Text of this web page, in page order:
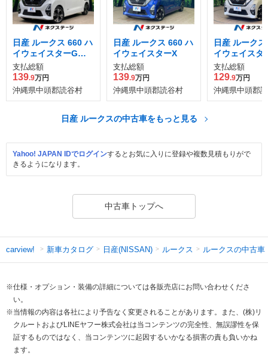
日産 ルークス 660 ハ
イウェイスターGタ
ーボ アーバンクロム
支払総額
139.9万円
沖縄県中頭郡読谷村
日産 ルークス 660 ハ
イウェイスターX
支払総額
139.9万円
沖縄県中頭郡読谷村
日産 ルーク
イウェイスタ
ロパイロット
ション
支払総額
129.9万円
沖縄県中頭郡
日産 ルークスの中古車をもっと見る
Yahoo! JAPAN IDでログインするとお気に入りに登録や複数見積もりがで
きるようになります。
中古車トップへ
carview! 新車カタログ 日産(NISSAN) ルークス ルークスの中古車
※仕様・オプション・装備の詳細については各販売店にお問い合わせくださ
い。
※当情報の内容は各社により予告なく変更されることがあります。また、(株)リ
クルートおよびLINEヤフー株式会社は当コンテンツの完全性、無誤謬性を保
証するものではなく、当コンテンツに起因するいかなる損害の責も負いかね
ます。